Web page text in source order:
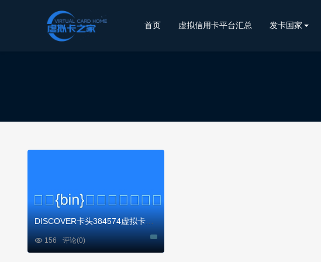
首页 虚拟信用卡平台汇总 发卡国家
DISCOVER卡头384574虚拟卡基础信息
 156 评论(0)